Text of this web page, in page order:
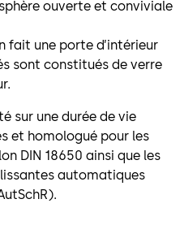
ouverte et conviviale
fait une porte d’intérieur
sont constitués de verre
sur une durée de vie
et homologué pour les
DIN 18650 ainsi que les
automatiques